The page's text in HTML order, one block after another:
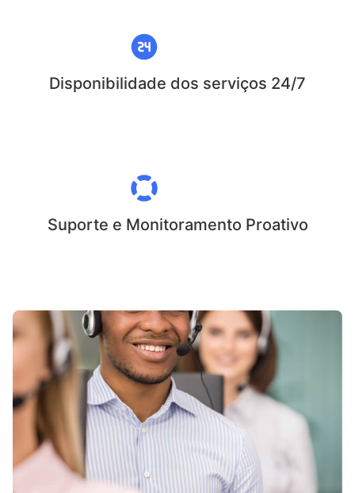
Disponibilidade dos serviços 24/7
Suporte e Monitoramento Proativo